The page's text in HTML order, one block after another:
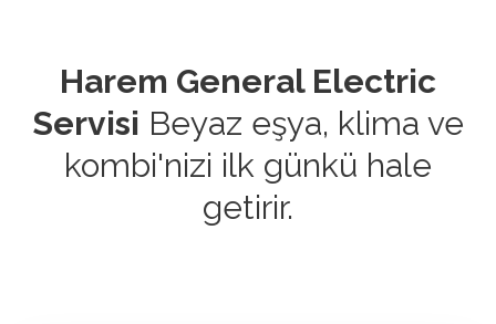
Harem General Electric
Servisi Beyaz eşya, klima ve
kombi'nizi ilk günkü hale
getirir.